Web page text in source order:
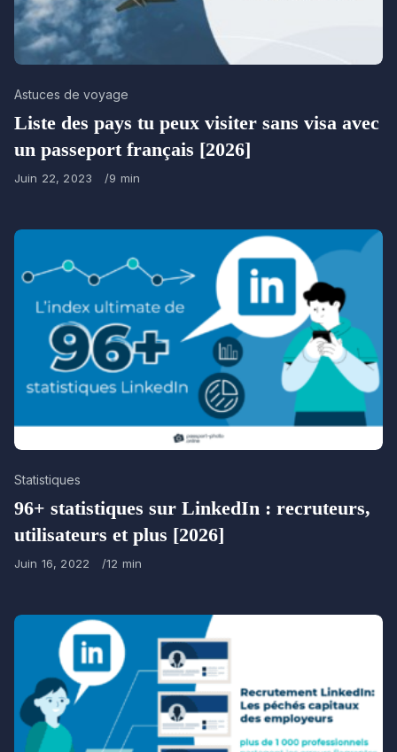
Category
Astuces de voyage
Liste des pays tu peux visiter sans visa avec
un passeport français [2026]
Published
Juin 22, 2023 9 min
Category
Statistiques
96+ statistiques sur LinkedIn : recruteurs,
utilisateurs et plus [2026]
Published
Juin 16, 2022 12 min